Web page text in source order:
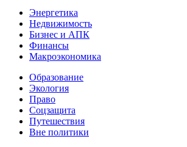
Энергетика
Недвижимость
Бизнес и АПК
Финансы
Макроэкономика
Образование
Экология
Право
Соцзащита
Путешествия
Вне политики